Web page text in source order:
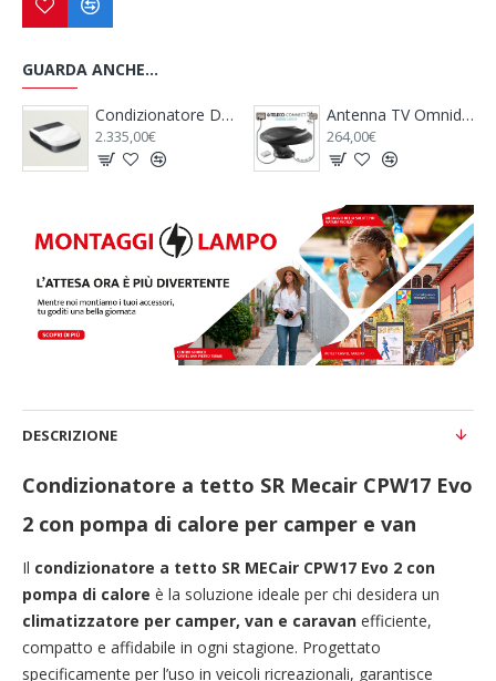
GUARDA ANCHE...
Condizionatore DOMETIC Freshjet FJZ4 1700 | Senza Diffusore
2.335,00€
Antenna TV Omnidirezionale TELECO Wing-LAN 11
264,00€
DESCRIZIONE
Condizionatore a tetto SR Mecair CPW17 Evo
2 con pompa di calore per camper e van
Il condizionatore a tetto SR MECair CPW17 Evo 2 con
pompa di calore è la soluzione ideale per chi desidera un
climatizzatore per camper, van e caravan efficiente,
compatto e affidabile in ogni stagione. Progettato
specificamente per l’uso in veicoli ricreazionali, garantisce